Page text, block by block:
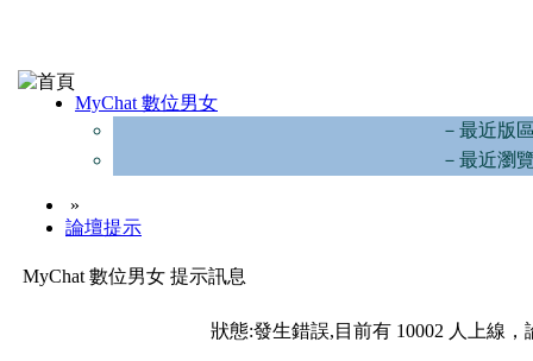
MyChat 數位男女
－最近版
－最近瀏
»
論壇提示
MyChat 數位男女 提示訊息
狀態:發生錯誤,目前有 10002 人上線